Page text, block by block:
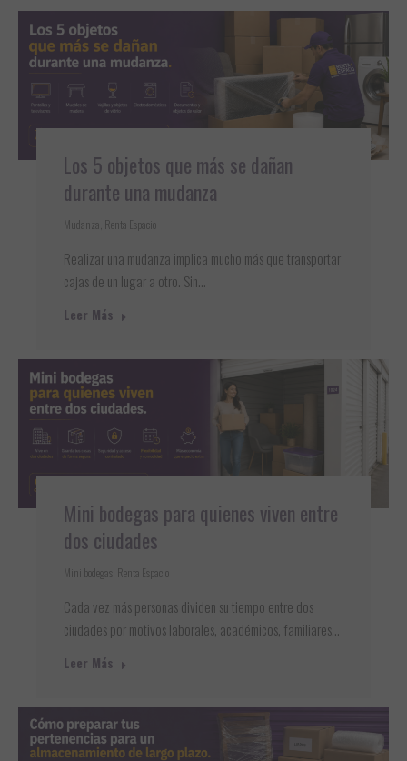
Los 5 objetos que más se dañan
durante una mudanza
Mudanza Renta Espacio
Realizar una mudanza implica mucho más que transportar
cajas de un lugar a otro. Sin…
Leer Más
Mini bodegas para quienes viven entre
dos ciudades
Mini bodegas Renta Espacio
Cada vez más personas dividen su tiempo entre dos
ciudades por motivos laborales, académicos, familiares…
Leer Más